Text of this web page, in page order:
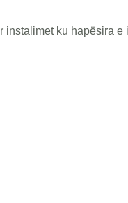
ku hapësira e